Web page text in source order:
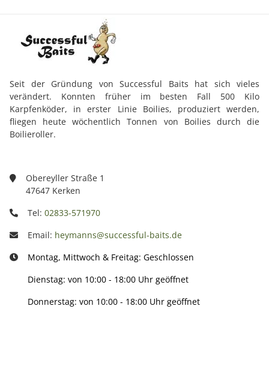
Seit der Gründung von Successful Baits hat sich vieles
verändert. Konnten früher im besten Fall 500 Kilo
Karpfenköder, in erster Linie Boilies, produziert werden,
fliegen heute wöchentlich Tonnen von Boilies durch die
Boilieroller.
Obereyller Straße 1
47647 Kerken
Tel: 02833-571970
Email: heymanns@successful-baits.de
Montag, Mittwoch & Freitag: Geschlossen
Dienstag: von 10:00 - 18:00 Uhr geöffnet
Donnerstag: von 10:00 - 18:00 Uhr geöffnet